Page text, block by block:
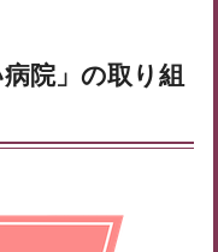
院」の取り組